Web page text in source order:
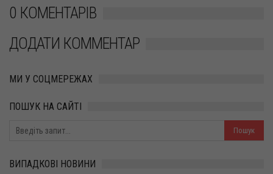
0 КОМЕНТАРІВ
ДОДАТИ КОММЕНТАР
МИ У СОЦМЕРЕЖАХ
ПОШУК НА САЙТІ
ВИПАДКОВІ НОВИНИ